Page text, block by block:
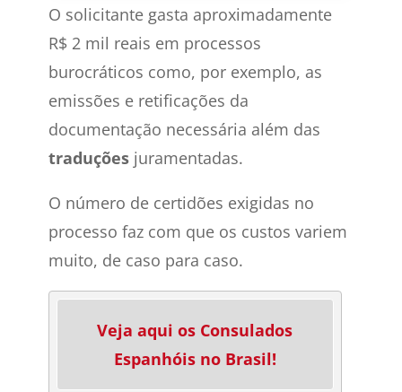
O solicitante gasta aproximadamente
R$ 2 mil reais em processos
burocráticos como, por exemplo, as
emissões e retificações da
documentação necessária além das
traduçõesjuramentadas.
O número de certidões exigidas no
processo faz com que os custos variem
muito, de caso para caso.
Veja aqui os Consulados
Espanhóis no Brasil!